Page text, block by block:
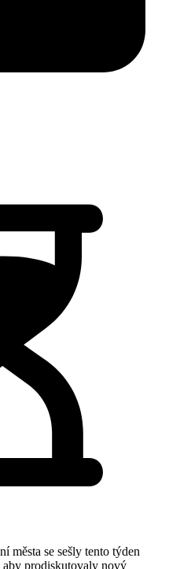
města se sešly tento týden
aby prodiskutovaly nový